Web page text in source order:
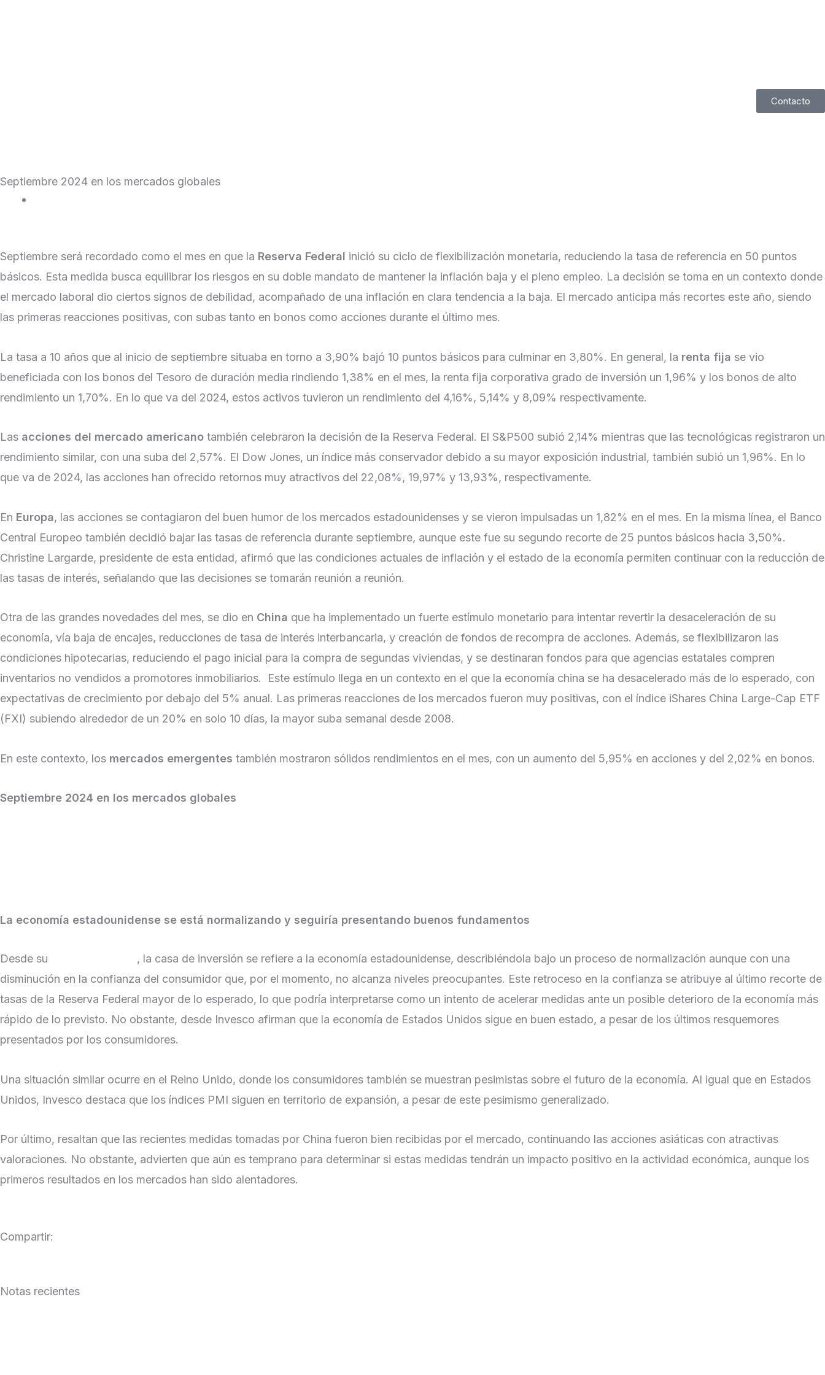
Contacto
Septiembre 2024 en los mercados globales
Septiembre será recordado como el mes en que la Reserva Federal inició su ciclo de flexibilización monetaria, reduciendo la tasa de referencia en 50 puntos
básicos. Esta medida busca equilibrar los riesgos en su doble mandato de mantener la inflación baja y el pleno empleo. La decisión se toma en un contexto donde
el mercado laboral dio ciertos signos de debilidad, acompañado de una inflación en clara tendencia a la baja. El mercado anticipa más recortes este año, siendo
las primeras reacciones positivas, con subas tanto en bonos como acciones durante el último mes.
La tasa a 10 años que al inicio de septiembre situaba en torno a 3,90% bajó 10 puntos básicos para culminar en 3,80%. En general, la renta fija se vio
beneficiada con los bonos del Tesoro de duración media rindiendo 1,38% en el mes, la renta fija corporativa grado de inversión un 1,96% y los bonos de alto
rendimiento un 1,70%. En lo que va del 2024, estos activos tuvieron un rendimiento del 4,16%, 5,14% y 8,09% respectivamente.
Las acciones del mercado americano también celebraron la decisión de la Reserva Federal. El S&P500 subió 2,14% mientras que las tecnológicas registraron un
rendimiento similar, con una suba del 2,57%. El Dow Jones, un índice más conservador debido a su mayor exposición industrial, también subió un 1,96%. En lo
que va de 2024, las acciones han ofrecido retornos muy atractivos del 22,08%, 19,97% y 13,93%, respectivamente.
En Europa, las acciones se contagiaron del buen humor de los mercados estadounidenses y se vieron impulsadas un 1,82% en el mes. En la misma línea, el Banco
Central Europeo también decidió bajar las tasas de referencia durante septiembre, aunque este fue su segundo recorte de 25 puntos básicos hacia 3,50%.
Christine Largarde, presidente de esta entidad, afirmó que las condiciones actuales de inflación y el estado de la economía permiten continuar con la reducción de
las tasas de interés, señalando que las decisiones se tomarán reunión a reunión.
Otra de las grandes novedades del mes, se dio en China que ha implementado un fuerte estímulo monetario para intentar revertir la desaceleración de su
economía, vía baja de encajes, reducciones de tasa de interés interbancaria, y creación de fondos de recompra de acciones. Además, se flexibilizaron las
condiciones hipotecarias, reduciendo el pago inicial para la compra de segundas viviendas, y se destinaran fondos para que agencias estatales compren
inventarios no vendidos a promotores inmobiliarios. Este estímulo llega en un contexto en el que la economía china se ha desacelerado más de lo esperado, con
expectativas de crecimiento por debajo del 5% anual. Las primeras reacciones de los mercados fueron muy positivas, con el índice iShares China Large-Cap ETF
(FXI) subiendo alrededor de un 20% en solo 10 días, la mayor suba semanal desde 2008.
En este contexto, los mercados emergentes también mostraron sólidos rendimientos en el mes, con un aumento del 5,95% en acciones y del 2,02% en bonos.
Septiembre 2024 en los mercados globales
La economía estadounidense se está normalizando y seguiría presentando buenos fundamentos
Desde su
, la casa de inversión se refiere a la economía estadounidense, describiéndola bajo un proceso de normalización aunque con una
disminución en la confianza del consumidor que, por el momento, no alcanza niveles preocupantes. Este retroceso en la confianza se atribuye al último recorte de
tasas de la Reserva Federal mayor de lo esperado, lo que podría interpretarse como un intento de acelerar medidas ante un posible deterioro de la economía más
rápido de lo previsto. No obstante, desde Invesco afirman que la economía de Estados Unidos sigue en buen estado, a pesar de los últimos resquemores
presentados por los consumidores.
Una situación similar ocurre en el Reino Unido, donde los consumidores también se muestran pesimistas sobre el futuro de la economía. Al igual que en Estados
Unidos, Invesco destaca que los índices PMI siguen en territorio de expansión, a pesar de este pesimismo generalizado.
Por último, resaltan que las recientes medidas tomadas por China fueron bien recibidas por el mercado, continuando las acciones asiáticas con atractivas
valoraciones. No obstante, advierten que aún es temprano para determinar si estas medidas tendrán un impacto positivo en la actividad económica, aunque los
primeros resultados en los mercados han sido alentadores.
Compartir:
Notas recientes